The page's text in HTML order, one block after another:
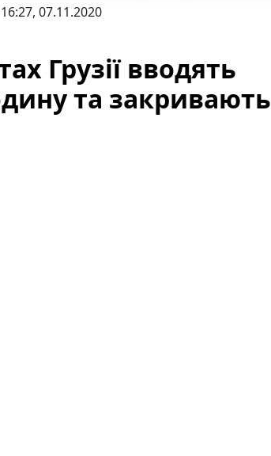
16:27, 07.11.2020
Грузії вводять
та закривають